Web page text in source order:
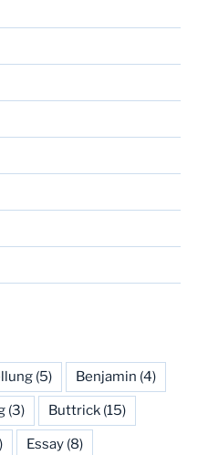
(5) Benjamin (4)
(3) Buttrick (15)
Essay (8)